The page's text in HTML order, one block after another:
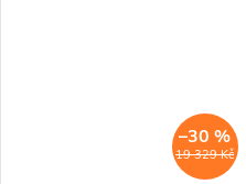
19 329 Kč
–30 %